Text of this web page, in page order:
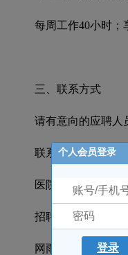
每周工作40小时；
三、联系方式
请有意向的应聘人
联系人：杨小姐
医院上班时间：
招聘邮箱：
网雨大医院详细地
个人会员登录
登录